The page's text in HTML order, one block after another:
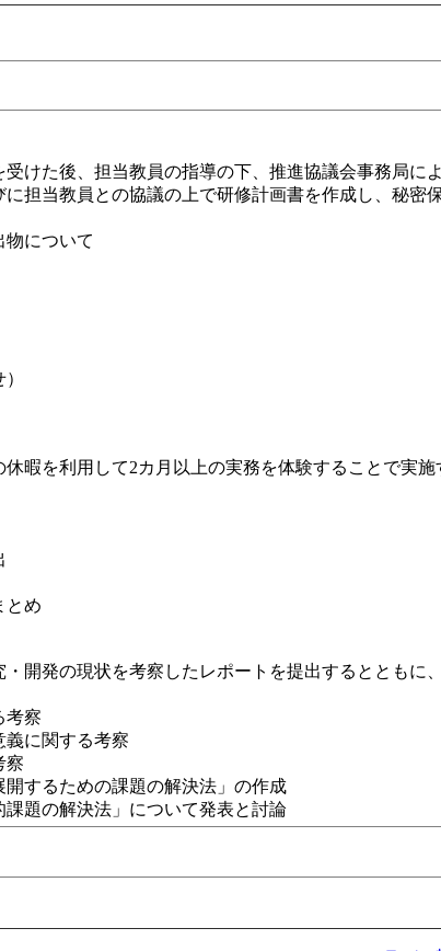
けた後、担当教員の指導の下、推進協議会事務局に
担当教員との協議の上で研修計画書を作成し、秘密
物について
暇を利用して2カ月以上の実務を体験することで実施
とめ
開発の現状を考察したレポートを提出するとともに
考察
義に関する考察
察
するための課題の解決法」の作成
題の解決法」について発表と討論